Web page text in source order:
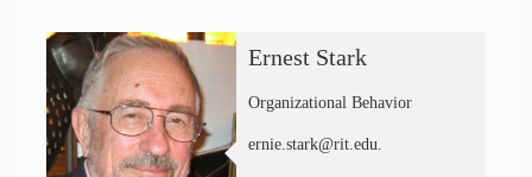
Ernest Stark
Organizational Behavior
ernie.stark@rit.edu.